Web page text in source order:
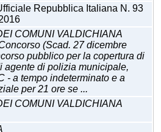
Repubblica Italiana N. 93
COMUNI VALDICHIANA
(Scad. 27 dicembre
pubblico per la copertura di
agente di polizia municipale,
- a tempo indeterminato e a
per 21 ore se ...
COMUNI VALDICHIANA